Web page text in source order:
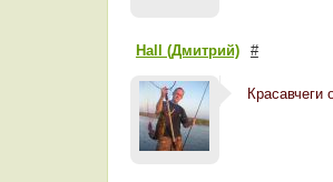
Hall (Дмитрий) #
Красавчеги